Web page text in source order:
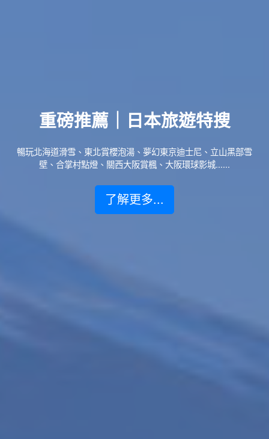
重磅推薦｜日本旅遊特搜
暢玩北海道滑雪、東北賞櫻泡湯、夢幻東京迪士尼、立山黑部雪
壁、合掌村點燈、關西大阪賞楓、大阪環球影城......
了解更多...